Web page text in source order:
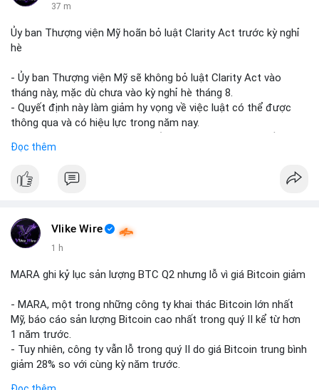
37 m
Ủy ban Thượng viện Mỹ hoãn bỏ luật Clarity Act trước kỳ nghỉ
hè
- Ủy ban Thượng viện Mỹ sẽ không bỏ luật Clarity Act vào
tháng này, mặc dù chưa vào kỳ nghỉ hè tháng 8.
- Quyết định này làm giảm hy vọng về việc luật có thể được
thông qua và có hiệu lực trong năm nay.
mục chứng chỉ cho tài sản số tại Mỹ.
tư và phát triển thị trường crypto tại Mỹ.
#vlikevn #titanbot
📰 Nguồn: CoinDesk
Đọc thêm
Vlike Wire
1 h
MARA ghi kỷ lục sản lượng BTC Q2 nhưng lỗ vì giá Bitcoin giảm
- MARA, một trong những công ty khai thác Bitcoin lớn nhất
Mỹ, báo cáo sản lượng Bitcoin cao nhất trong quý II kể từ hơn
1 năm trước.
- Tuy nhiên, công ty vẫn lỗ trong quý II do giá Bitcoin trung bình
giảm 28% so với cùng kỳ năm trước.